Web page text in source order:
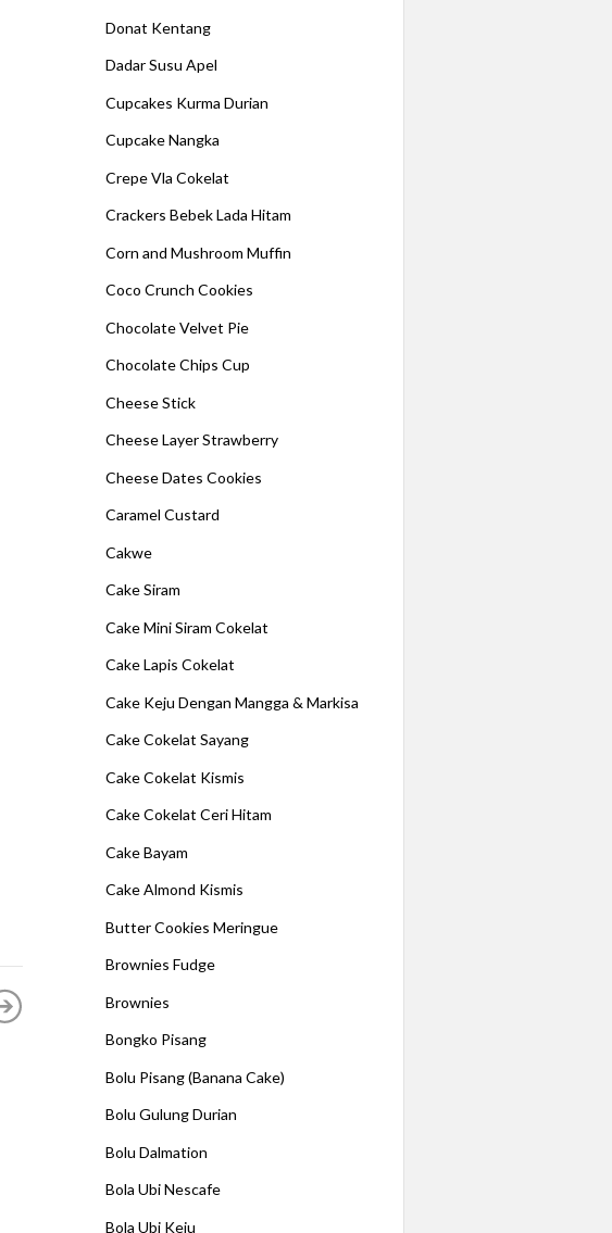
Donat Kentang
Dadar Susu Apel
Cupcakes Kurma Durian
Cupcake Nangka
Crepe Vla Cokelat
Crackers Bebek Lada Hitam
Corn and Mushroom Muffin
Coco Crunch Cookies
Chocolate Velvet Pie
Chocolate Chips Cup
Cheese Stick
Cheese Layer Strawberry
Cheese Dates Cookies
Caramel Custard
Cakwe
Cake Siram
Cake Mini Siram Cokelat
Cake Lapis Cokelat
Cake Keju Dengan Mangga & Markisa
Cake Cokelat Sayang
Cake Cokelat Kismis
Cake Cokelat Ceri Hitam
Cake Bayam
Cake Almond Kismis
Butter Cookies Meringue
Brownies Fudge
Brownies
Bongko Pisang
Bolu Pisang (Banana Cake)
Bolu Gulung Durian
Bolu Dalmation
Bola Ubi Nescafe
Bola Ubi Keju